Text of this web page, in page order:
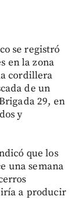
se registró
en la zona
cordillera
de un
29, en
y
que los
una semana
iría a producir